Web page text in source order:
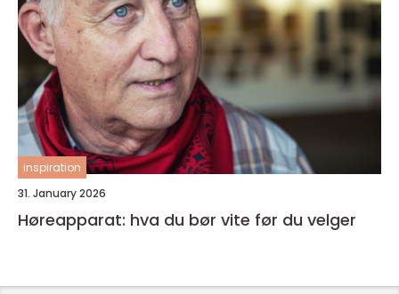
inspiration
31. January 2026
Høreapparat: hva du bør vite før du velger